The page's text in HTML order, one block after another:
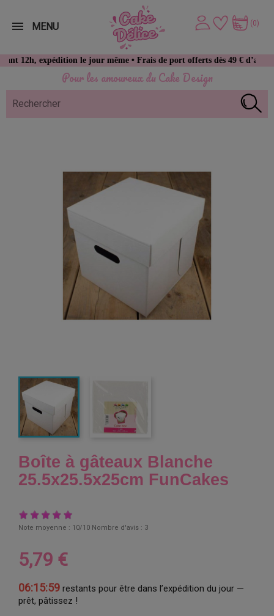
Pour les amoureux du Cake Design
expédition le jour même • Frais de port offerts dès 49 € d’achat
(0)
MENU
Boîte à gâteaux Blanche
25.5x25.5x25cm FunCakes
Note moyenne : 10/10 Nombre d'avis : 3
5,79 €
06:15:58 restants pour être dans l’expédition du jour —
prêt, pâtissez !